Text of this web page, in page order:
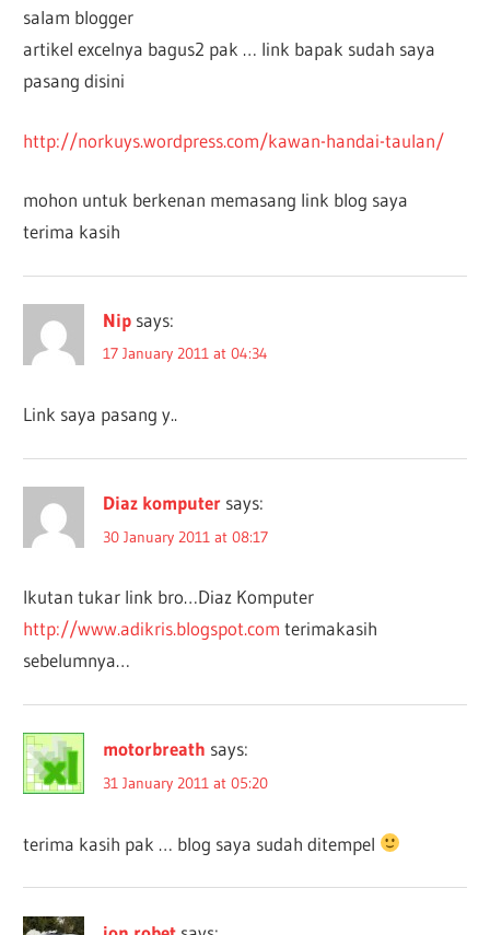
salam blogger
artikel excelnya bagus2 pak … link bapak sudah saya
pasang disini
http://norkuys.wordpress.com/kawan-handai-taulan/
mohon untuk berkenan memasang link blog saya
terima kasih
Nip says:
17 January 2011 at 04:34
Link saya pasang y..
Diaz komputer says:
30 January 2011 at 08:17
Ikutan tukar link bro…Diaz Komputer
http://www.adikris.blogspot.com terimakasih
sebelumnya…
motorbreath says:
31 January 2011 at 05:20
terima kasih pak … blog saya sudah ditempel